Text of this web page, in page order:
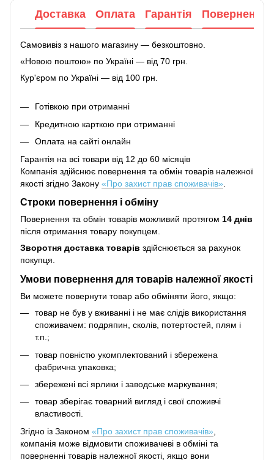
Доставка Оплата Гарантія Повернення
Самовивіз з нашого магазину — безкоштовно.
«Новою поштою» по Україні — від 70 грн.
Кур'єром по Україні — від 100 грн.
Готівкою при отриманні
Кредитною карткою при отриманні
Оплата на сайті онлайн
Гарантія на всі товари від 12 до 60 місяців
Компанія здійснює повернення та обмін товарів належної
якості згідно Закону «Про захист прав споживачів»
Строки повернення і обміну
Повернення та обмін товарів можливий протягом 14 днів
після отримання товару покупцем.
Зворотня доставка товарів здійснюється за рахунок
покупця.
Умови повернення для товарів належної якості
Ви можете повернути товар або обміняти його, якщо:
товар не був у вживанні і не має слідів використання
споживачем: подряпин, сколів, потертостей, плям і
т.п.;
товар повністю укомплектований і збережена
фабрична упаковка;
збережені всі ярлики і заводське маркування;
товар зберігає товарний вигляд і свої споживчі
властивості.
Згідно із Законом «Про захист прав споживачів»
компанія може відмовити споживачеві в обміні та
поверненні товарів належної якості, якщо вони